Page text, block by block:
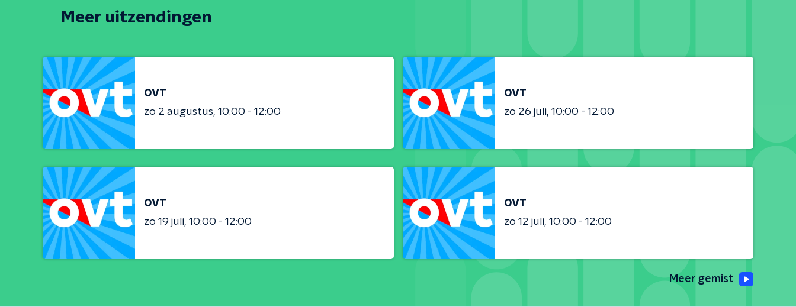
Meer uitzendingen
OVT
zo 2 augustus 10:00 - 12:00
OVT
zo 26 juli 10:00 - 12:00
OVT
zo 19 juli 10:00 - 12:00
OVT
zo 12 juli 10:00 - 12:00
Meer gemist